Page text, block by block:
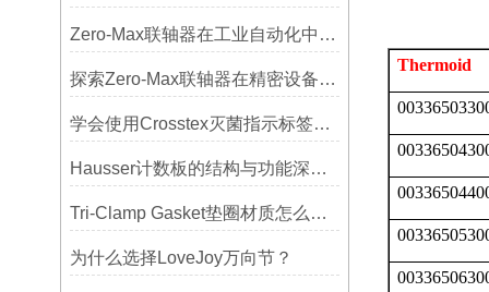
Zero-Max联轴器在工业自动化中的关键作用
探索Zero-Max联轴器在精密设备中的优势
学会使用Crosstex灭菌指示标签提高无菌保证水平
Hausser计数板的结构与功能深度解析
Tri-Clamp Gasket垫圈材质怎么选？EPDM、硅胶还是PTFE？
为什么选择LoveJoy万向节？
Thermoid